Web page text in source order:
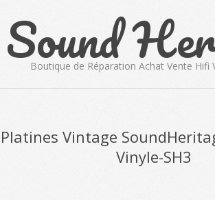
content
Sound
Boutique de Réparation Achat Vente Hifi
Menu
Platines Vintage
Vinyle-SH3